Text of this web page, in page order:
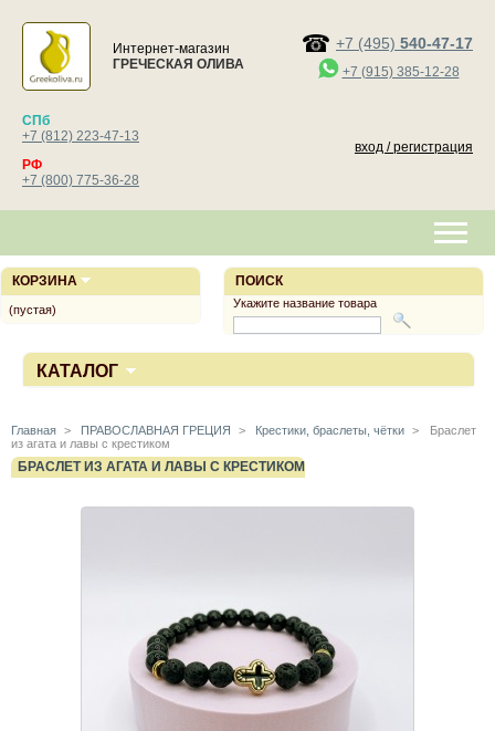
Интернет-магазин
ГРЕЧЕСКАЯ ОЛИВА
+7 (495) 540-47-17
+7 (915) 385-12-28
СПб
+7 (812) 223-47-13
РФ
+7 (800) 775-36-28
вход / регистрация
КАТАЛОГ
Главная > ПРАВОСЛАВНАЯ ГРЕЦИЯ > Крестики, браслеты, чётки >
Браслет
из агата и лавы с крестиком
БРАСЛЕТ ИЗ АГАТА И ЛАВЫ С КРЕСТИКОМ
ПОИСК
Укажите название товара
КОРЗИНА
(пустая)